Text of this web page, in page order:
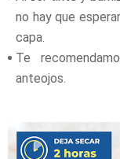
no hay que
capa.
Te
anteojos.